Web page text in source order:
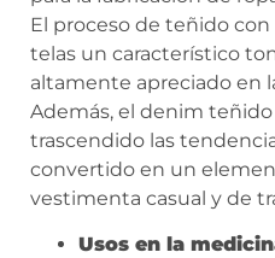
El proceso de teñido
telas un característico
altamente apreciado en
Además, el denim
trascendido las
convertido en un
vestimenta casual y de
Usos en la